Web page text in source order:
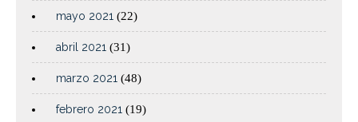
mayo 2021 (22)
abril 2021 (31)
marzo 2021 (48)
febrero 2021 (19)